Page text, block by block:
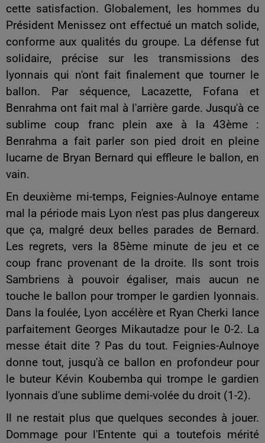
cette satisfaction. Globalement, les hommes du
Président Menissez ont effectué un match solide,
conforme aux qualités du groupe. La défense fut
solidaire, précise sur les transmissions des
lyonnais qui n'ont fait finalement que tourner le
ballon. Par séquence, Lacazette, Fofana et
Benrahma ont fait mal à l'arrière garde. Jusqu'à ce
sublime coup franc plein axe à la 43ème :
Benrahma a fait parler son pied droit en pleine
lucarne de Bryan Bernard qui effleure le ballon, en
vain.
En deuxième mi-temps, Feignies-Aulnoye entame
mal la période mais Lyon n'est pas plus dangereux
que ça, malgré deux belles parades de Bernard.
Les regrets, vers la 85ème minute de jeu et ce
coup franc provenant de la droite. Ils sont trois
Sambriens à pouvoir égaliser, mais aucun ne
touche le ballon pour tromper le gardien lyonnais.
Dans la foulée, Lyon accélère et Ryan Cherki lance
parfaitement Georges Mikautadze pour le 0-2. La
messe était dite ? Pas du tout. Feignies-Aulnoye
donne tout, jusqu'à ce ballon en profondeur pour
le buteur Kévin Koubemba qui trompe le gardien
lyonnais d'une sublime demi-volée du droit (1-2).
Il ne restait plus que quelques secondes à jouer.
Dommage pour l'Entente qui a toutefois mérité